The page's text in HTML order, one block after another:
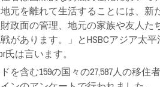
元を離れて生活することには、
政面の管理、地元の家族や友人た
があります。」とHSBCアジア太
氏は言います。
を含む159の国々の27,587人の移住